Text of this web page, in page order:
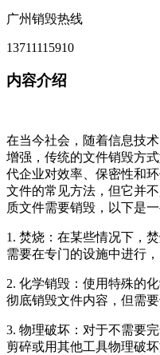
广州销毁热线
13711115910
内容介绍
在当今社会，随着信息技
增强，传统的文件销毁方
代企业对效率、保密性和
文件的常见方法，但它并
质文件需要销毁，以下是一
1. 焚烧：在某些情况下，
需要在专门的设施中进行
2. 化学销毁：使用特殊的
彻底销毁文件内容，但需
3. 物理破坏：对于不需要
剪碎或用其他工具物理破坏